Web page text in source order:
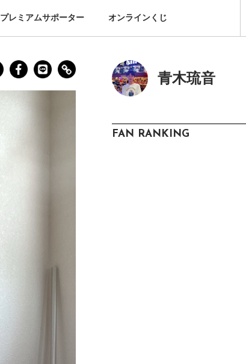
プレミアムサポーター オンラインくじ
青木琉音
FAN RANKING